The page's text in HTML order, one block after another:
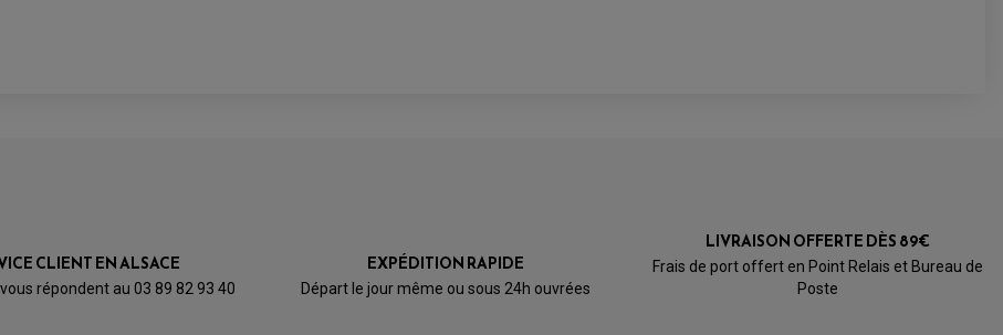
4★ 5★
Basé sur 1 avis
CLIENT EN ALSACE
répondent au 03 89 82 93 40
EXPÉDITION RAPIDE
Départ le jour même ou sous 24h ouvrées
LIVRAISON OFFERTE DÈS 89€
Frais de port offert en Point Relais et Bureau de
Poste